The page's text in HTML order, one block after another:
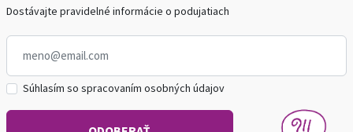
Dostávajte pravidelné informácie o podujatiach
Súhlasím so spracovaním osobných údajov